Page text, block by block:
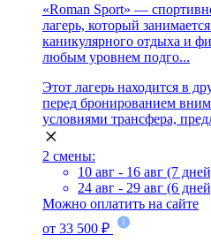
«Roman Sport» —
лагерь, который
каникулярного отдыха и
любым уровнем подго...
Этот лагерь находится в
перед бронированием
условиями трансфера,
2 смены:
10 авг - 16 авг (7
24 авг - 29 авг (6
Можно оплатить на сайте
от 33 500 ₽